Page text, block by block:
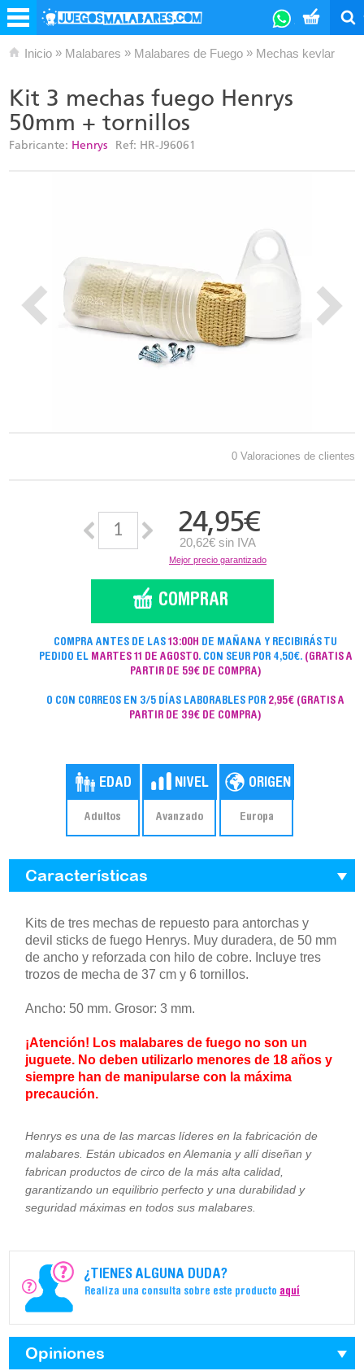
Inicio » Malabares » Malabares de Fuego » Mechas kevlar
Kit 3 mechas fuego Henrys
50mm + tornillos
Fabricante: Henrys Ref: HR-J96061
0 Valoraciones de clientes
24,95€
20,62€ sin IVA
Mejor precio garantizado
COMPRA ANTES DE LAS13:00H DE MAÑANA Y RECIBIRÁS TU
PEDIDO EL MARTES 11 DE AGOSTO. CON SEUR POR 4,50€. (GRATIS A
PARTIR DE 59€ DE COMPRA)
O CON CORREOS EN 3/5 DÍAS LABORABLES POR 2,95€ (GRATIS A
PARTIR DE 39€ DE COMPRA)
Adultos Avanzado Europa
Características
Kits de tres mechas de repuesto para antorchas y
devil sticks de fuego Henrys. Muy duradera, de 50 mm
de ancho y reforzada con hilo de cobre. Incluye tres
trozos de mecha de 37 cm y 6 tornillos.
Ancho: 50 mm. Grosor: 3 mm.
¡Atención! Los malabares de fuego no son un
juguete. No deben utilizarlo menores de 18 años y
siempre han de manipularse con la máxima
precaución.
Henrys es una de las marcas líderes en la fabricación de
malabares. Están ubicados en Alemania y allí diseñan y
fabrican productos de circo de la más alta calidad,
garantizando un equilibrio perfecto y una durabilidad y
seguridad máximas en todos sus malabares.
¿TIENES ALGUNA DUDA?
Realiza una consulta sobre este producto aquí
Opiniones